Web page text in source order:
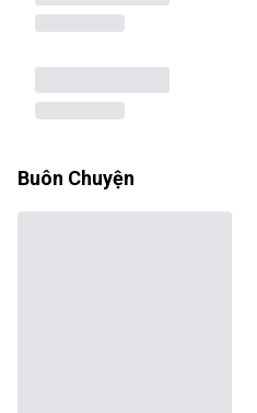
Buôn Chuyện